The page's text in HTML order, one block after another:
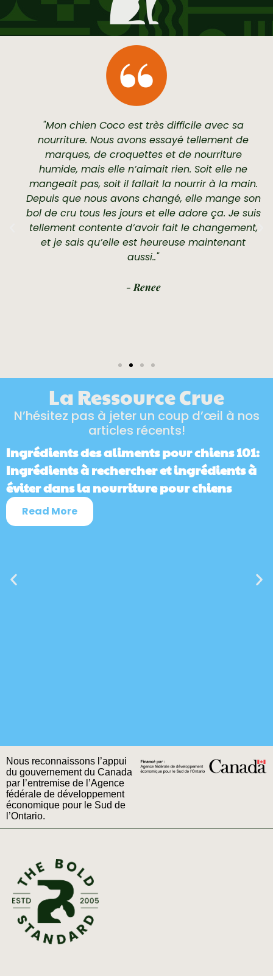
"Mon chien Coco est très difficile avec sa
nourriture. Nous avons essayé tellement de
marques, de croquettes et de nourriture
humide, mais elle n’aimait rien. Soit elle ne
mangeait pas, soit il fallait la nourrir à la main.
Depuis que nous avons changé, elle mange son
bol de cru tous les jours et elle adore ça. Je suis
tellement contente d’avoir fait le changement,
et je sais qu’elle est heureuse maintenant
aussi.."
- Renee
La Ressource Crue
N’hésitez pas à jeter un coup d’œil à nos
articles récents!
Ingrédients des aliments pour chiens 101:
Ingrédients à rechercher et ingrédients à
éviter dans la nourriture pour chiens
Read More
Nous reconnaissons l’appui
du gouvernement du Canada
par l’entremise de l’Agence
fédérale de développement
économique pour le Sud de
l’Ontario.